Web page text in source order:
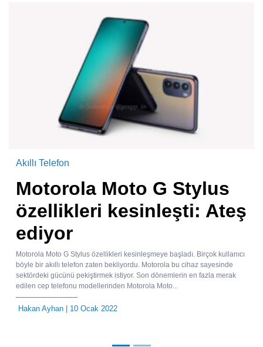
Akıllı Telefon
Motorola Moto G Stylus
özellikleri kesinleşti: Ateş
ediyor
Motorola Moto G Stylus özellikleri kesinleşmeye başladı. Birçok kullanıcı
böyle bir akıllı telefon zaten bekliyordu. Motorola bu cihaz sayesinde
sektördeki gücünü pekiştirmek istiyor. Son dönemlerin en fazla merak
edilen cep telefonu modellerinden Motorola Moto...
Hakan Ayhan | 10 Ocak 2022